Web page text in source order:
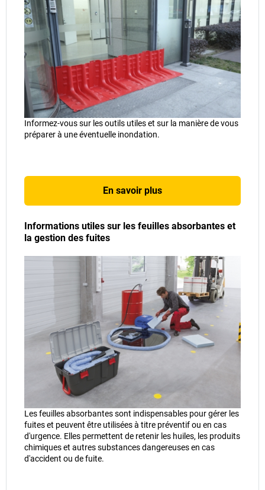
Informez-vous sur les outils utiles et sur la manière de vous
préparer à une éventuelle inondation.
En savoir plus
Informations utiles sur les feuilles absorbantes et
la gestion des fuites
Les feuilles absorbantes sont indispensables pour gérer les
fuites et peuvent être utilisées à titre préventif ou en cas
d'urgence. Elles permettent de retenir les huiles, les produits
chimiques et autres substances dangereuses en cas
d'accident ou de fuite.